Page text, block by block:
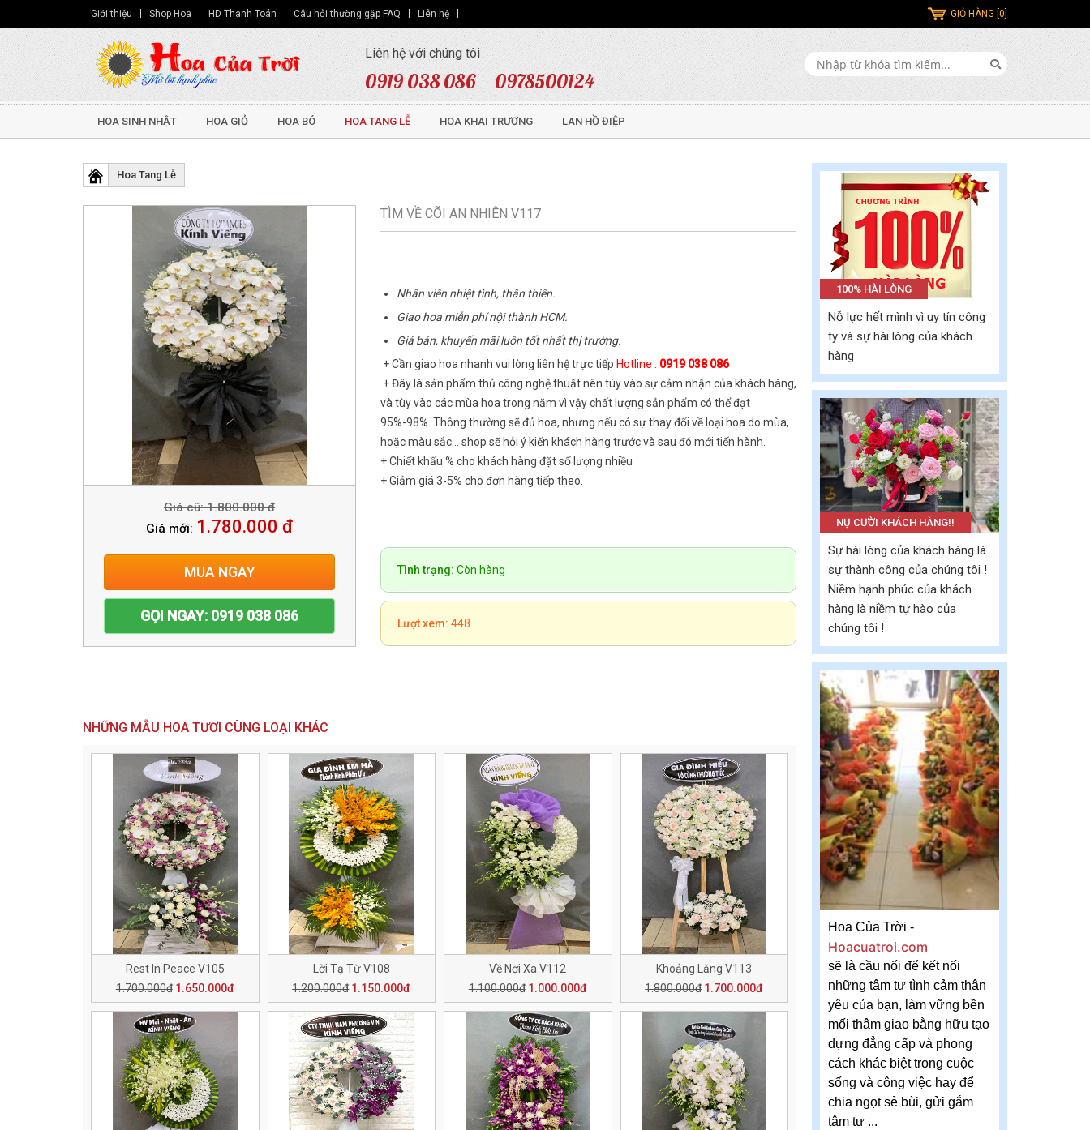
Giới thiệu Shop Hoa HD Thanh Toán Câu hỏi thường gặp FAQ Liên hệ GIỎ HÀNG [0]
Liên hệ với chúng tôi
0919 038 086 0978500124
HOA SINH NHẬT HOA GIỎ HOA BÓ HOA TANG LỄ HOA KHAI TRƯƠNG LAN HỒ ĐIỆP
Hoa Tang Lễ
Giá cũ: 1.800.000 đ
Giá mới: 1.780.000 đ
MUA NGAY
GỌI NGAY: 0919 038 086
TÌM VỀ CÕI AN NHIÊN V117
Nhân viên nhiệt tình, thân thiện.
Giao hoa miễn phí nội thành HCM.
Giá bán, khuyến mãi luôn tốt nhất thị trường.
+ Cần giao hoa nhanh vui lòng liên hệ trực tiếp Hotline : 0919 038 086
+ Đây là sản phẩm thủ công nghệ thuật nên tùy vào sự cảm nhận của khách hàng,
và tùy vào các mùa hoa trong năm vì vậy chất lượng sản phẩm có thể đạt
95%-98%. Thông thường sẽ đủ hoa, nhưng nếu có sự thay đổi về loại hoa do mùa,
hoặc màu sắc... shop sẽ hỏi ý kiến khách hàng trước và sau đó mới tiến hành.
+ Chiết khấu % cho khách hàng đặt số lượng nhiều
+ Giảm giá 3-5% cho đơn hàng tiếp theo.
Tình trạng: Còn hàng
Lượt xem: 448
NHỮNG MẪU HOA TƯƠI CÙNG LOẠI KHÁC
Rest In Peace V105
1.700.000đ 1.650.000đ
Lời Tạ Từ V108
1.200.000đ 1.150.000đ
Về Nơi Xa V112
1.100.000đ 1.000.000đ
Khoảng Lặng V113
1.800.000đ 1.700.000đ
100% HÀI LÒNG
Nỗ lực hết mình vì uy tín công
ty và sự hài lòng của khách
hàng
NỤ CƯỜI KHÁCH HÀNG!!
Sự hài lòng của khách hàng là
sự thành công của chúng tôi !
Niềm hạnh phúc của khách
hàng là niềm tự hào của
chúng tôi !
Hoa Của Trời -
Hoacuatroi.com
sẽ là cầu nối để kết nối
những tâm tư tình cảm thân
yêu của bạn, làm vững bền
mối thâm giao bằng hữu tạo
dựng đẳng cấp và phong
cách khác biệt trong cuộc
sống và công việc hay để
chia ngọt sẻ bùi, gửi gắm
tâm tư ...